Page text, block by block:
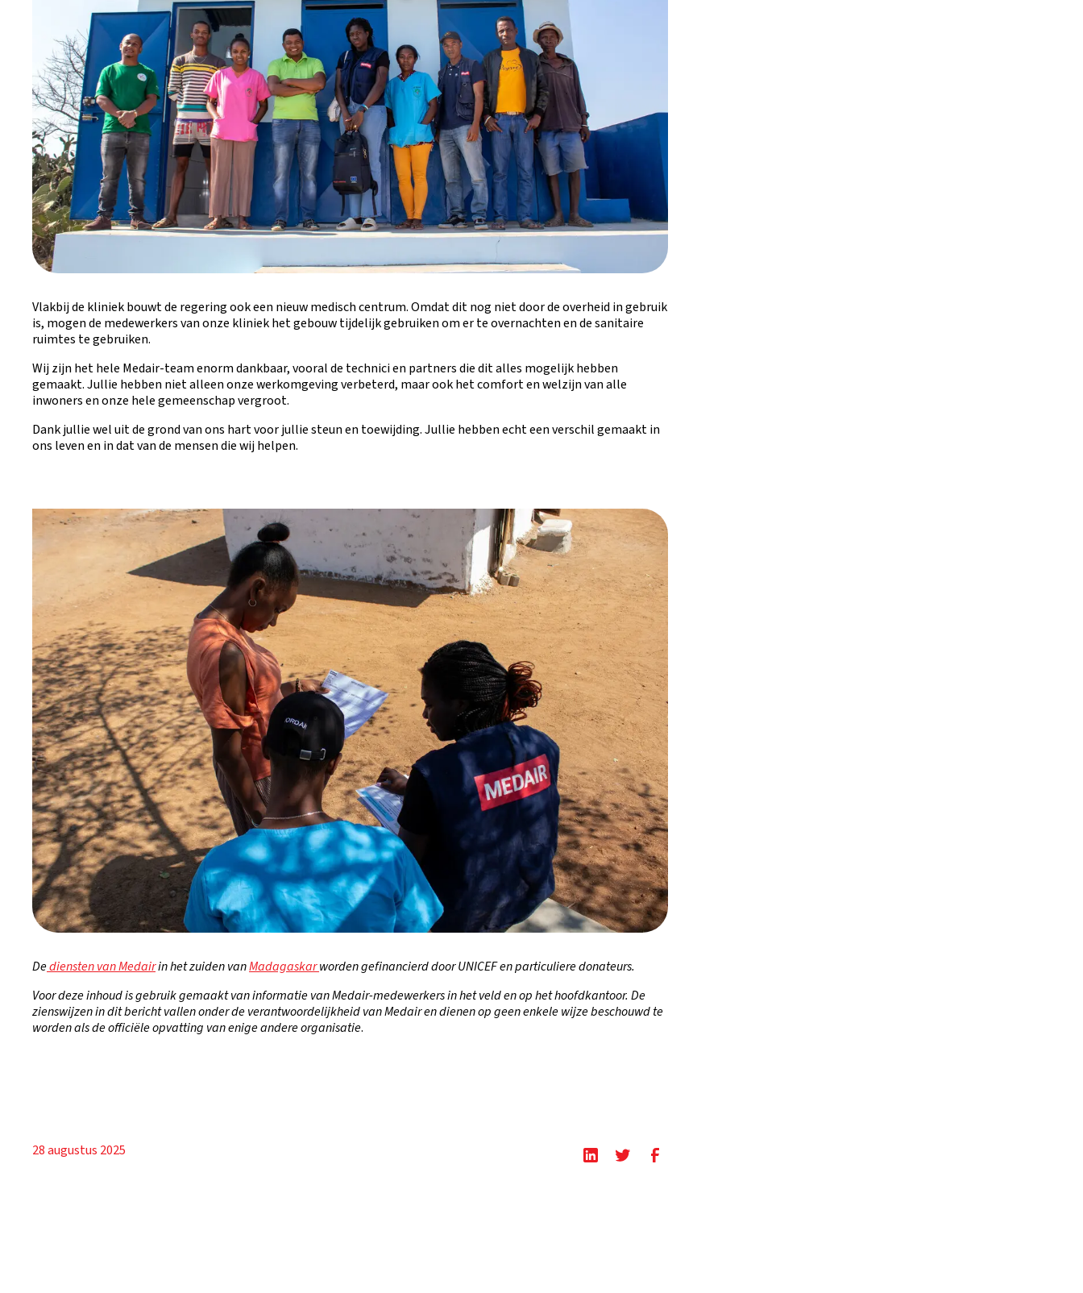
Vlakbij de kliniek bouwt de regering ook een nieuw medisch centrum. Omdat dit nog niet door de overheid in gebruik
is, mogen de medewerkers van onze kliniek het gebouw tijdelijk gebruiken om er te overnachten en de sanitaire
ruimtes te gebruiken.
Wij zijn het hele Medair-team enorm dankbaar, vooral de technici en partners die dit alles mogelijk hebben
gemaakt. Jullie hebben niet alleen onze werkomgeving verbeterd, maar ook het comfort en welzijn van alle
inwoners en onze hele gemeenschap vergroot.
Dank jullie wel uit de grond van ons hart voor jullie steun en toewijding. Jullie hebben echt een verschil gemaakt in
ons leven en in dat van de mensen die wij helpen.
Dediensten van Medairin het zuiden vanMadagaskarworden gefinancierd door UNICEF en particuliere donateurs.
Voor deze inhoud is gebruik gemaakt van informatie van Medair-medewerkers in het veld en op het hoofdkantoor. De
zienswijzen in dit bericht vallen onder de verantwoordelijkheid van Medair en dienen op geen enkele wijze beschouwd te
worden als de officiële opvatting van enige andere organisatie.
28 augustus 2025